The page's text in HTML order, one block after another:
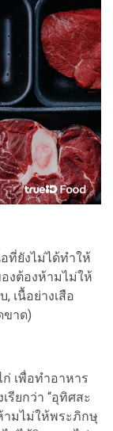
ที่ยังไม่ได้ทำให้
งต้องห้ามไม่ให้
เนื้อย่างเสือ
ขาด)
เพื่อทำอาหาร
รียกว่า “อุทิศสะ
ามไม่ให้พระภิกษุ